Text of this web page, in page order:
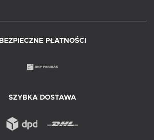
BEZPIECZNE PŁATNOŚCI
SZYBKA DOSTAWA